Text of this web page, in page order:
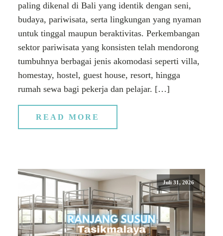
paling dikenal di Bali yang identik dengan seni,
budaya, pariwisata, serta lingkungan yang nyaman
untuk tinggal maupun beraktivitas. Perkembangan
sektor pariwisata yang konsisten telah mendorong
tumbuhnya berbagai jenis akomodasi seperti villa,
homestay, hostel, guest house, resort, hingga
rumah sewa bagi pekerja dan pelajar. […]
READ MORE
Juli 31, 2026